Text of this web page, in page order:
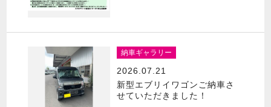
納車ギャラリー
2026.07.21
新型エブリイワゴンご納車さ
せていただきました！